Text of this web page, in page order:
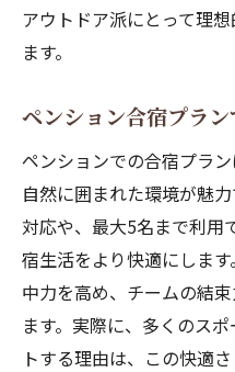
アウトドア派にとって理
ます。
ペンション合宿プラ
ペンションでの合宿プラ
自然に囲まれた環境が魅
対応や、最大5名まで利用
宿生活をより快適にしま
中力を高め、チームの結
ます。実際に、多くのス
トする理由は、この快適